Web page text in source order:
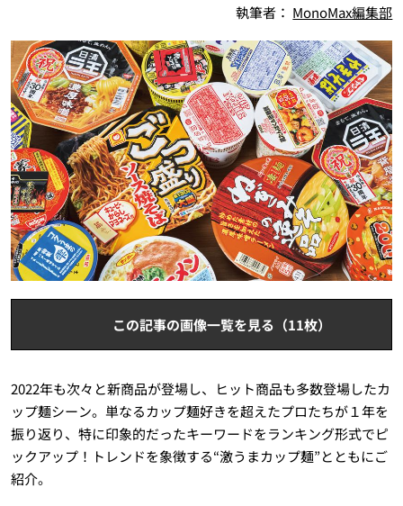
執筆者： MonoMax編集部
この記事の画像一覧を見る（11枚）
2022年も次々と新商品が登場し、ヒット商品も多数登場したカ
ップ麺シーン。単なるカップ麺好きを超えたプロたちが１年を
振り返り、特に印象的だったキーワードをランキング形式でピ
ックアップ！トレンドを象徴する“激うまカップ麺”とともにご
紹介。